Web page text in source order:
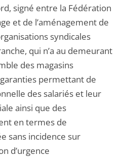
signé entre la Fédération
et de l’aménagement de
syndicales
qui n’a au demeurant
des magasins
permettant de
des salariés et leur
ainsi que des
en termes de
sans incidence sur
d’urgence